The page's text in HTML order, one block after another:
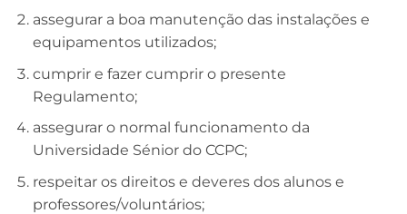
assegurar a boa manutenção das instalações e
equipamentos utilizados;
cumprir e fazer cumprir o presente
Regulamento;
assegurar o normal funcionamento da
Universidade Sénior do CCPC;
respeitar os direitos e deveres dos alunos e
professores/voluntários;